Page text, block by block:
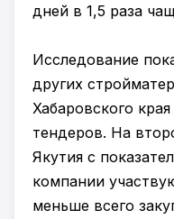
дней в 1,5 раза
Исследование
других
Хабаровского
тендеров. На
Якутия с
компании
меньше всего